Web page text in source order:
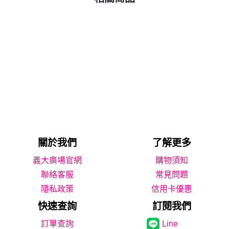
關於我們 了解更多
義大廣場官網
購物須知
聯絡客服
常見問題
隱私政策
信用卡優惠
快速查詢 訂閱我們
Line